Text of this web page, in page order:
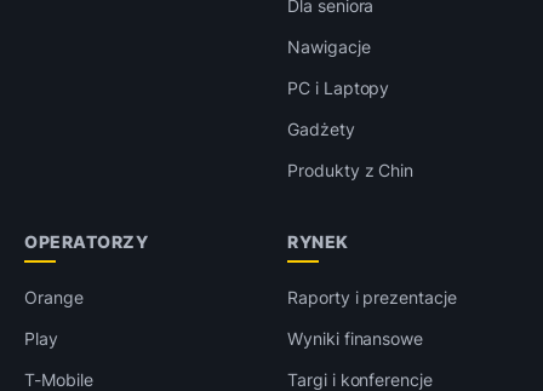
Dla seniora
Nawigacje
PC i Laptopy
Gadżety
Produkty z Chin
OPERATORZY
Orange
Play
T-Mobile
RYNEK
Raporty i prezentacje
Wyniki finansowe
Targi i konferencje